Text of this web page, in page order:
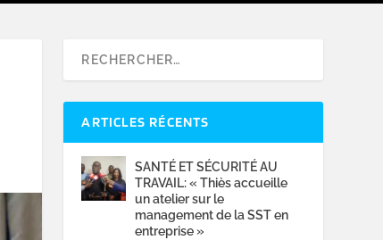
ARTICLES RÉCENTS
SANTÉ ET SÉCURITÉ AU
TRAVAIL: « Thiès accueille
un atelier sur le
management de la SST en
entreprise »